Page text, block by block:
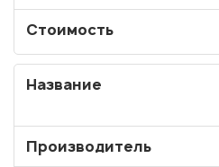
Стоимость
Название
Производитель